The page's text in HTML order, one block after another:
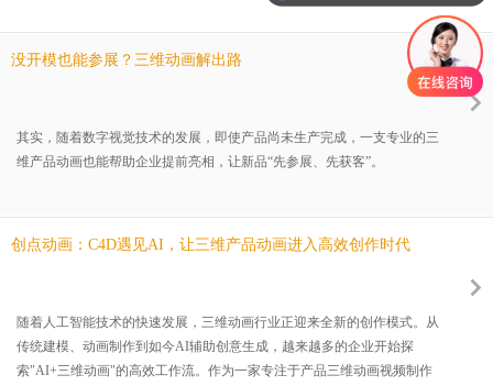
没开模也能参展？三维动画解出路
其实，随着数字视觉技术的发展，即使产品尚未生产完成，一支专业的三
维产品动画也能帮助企业提前亮相，让新品“先参展、先获客”。
创点动画：C4D遇见AI，让三维产品动画进入高效创作时代
随着人工智能技术的快速发展，三维动画行业正迎来全新的创作模式。从
传统建模、动画制作到如今AI辅助创意生成，越来越多的企业开始探
索"AI+三维动画"的高效工作流。作为一家专注于产品三维动画视频制作